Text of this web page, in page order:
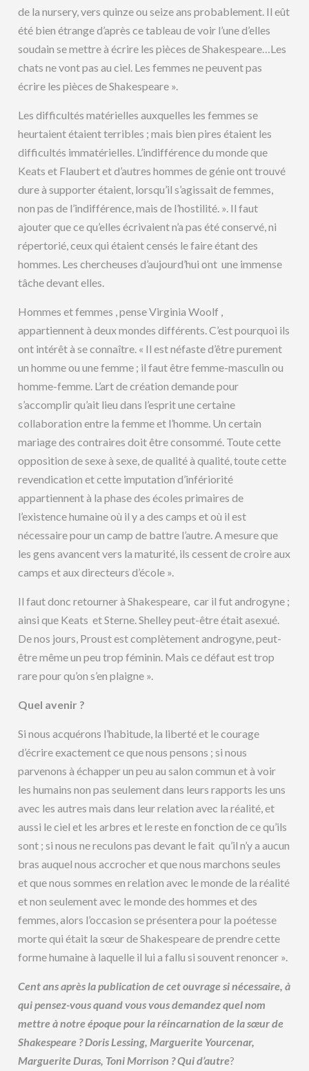
de la nursery, vers quinze ou seize ans probablement. Il eût
été bien étrange d’après ce tableau de voir l’une d’elles
soudain se mettre à écrire les pièces de Shakespeare…Les
chats ne vont pas au ciel. Les femmes ne peuvent pas
écrire les pièces de Shakespeare ».
Les difficultés matérielles auxquelles les femmes se
heurtaient étaient terribles ; mais bien pires étaient les
difficultés immatérielles. L’indifférence du monde que
Keats et Flaubert et d’autres hommes de génie ont trouvé
dure à supporter étaient, lorsqu’il s’agissait de femmes,
non pas de l’indifférence, mais de l’hostilité. ». Il faut
ajouter que ce qu’elles écrivaient n’a pas été conservé, ni
répertorié, ceux qui étaient censés le faire étant des
hommes. Les chercheuses d’aujourd’hui ont une immense
tâche devant elles.
Hommes et femmes , pense Virginia Woolf ,
appartiennent à deux mondes différents. C’est pourquoi ils
ont intérêt à se connaître. « Il est néfaste d’être purement
un homme ou une femme ; il faut être femme-masculin ou
homme-femme. L’art de création demande pour
s’accomplir qu’ait lieu dans l’esprit une certaine
collaboration entre la femme et l’homme. Un certain
mariage des contraires doit être consommé. Toute cette
opposition de sexe à sexe, de qualité à qualité, toute cette
revendication et cette imputation d’infériorité
appartiennent à la phase des écoles primaires de
l’existence humaine où il y a des camps et où il est
nécessaire pour un camp de battre l’autre. A mesure que
les gens avancent vers la maturité, ils cessent de croire aux
camps et aux directeurs d’école ».
Il faut donc retourner à Shakespeare, car il fut androgyne ;
ainsi que Keats et Sterne. Shelley peut-être était asexué.
De nos jours, Proust est complètement androgyne, peut-
être même un peu trop féminin. Mais ce défaut est trop
rare pour qu’on s’en plaigne ».
Quel avenir ?
Si nous acquérons l’habitude, la liberté et le courage
d’écrire exactement ce que nous pensons ; si nous
parvenons à échapper un peu au salon commun et à voir
les humains non pas seulement dans leurs rapports les uns
avec les autres mais dans leur relation avec la réalité, et
aussi le ciel et les arbres et le reste en fonction de ce qu’ils
sont ; si nous ne reculons pas devant le fait qu’il n’y a aucun
bras auquel nous accrocher et que nous marchons seules
et que nous sommes en relation avec le monde de la réalité
et non seulement avec le monde des hommes et des
femmes, alors l’occasion se présentera pour la poétesse
morte qui était la sœur de Shakespeare de prendre cette
forme humaine à laquelle il lui a fallu si souvent renoncer ».
Cent ans après la publication de cet ouvrage si nécessaire, à
qui pensez-vous quand vous vous demandez quel nom
mettre à notre époque pour la réincarnation de la sœur de
Shakespeare ? Doris Lessing, Marguerite Yourcenar,
Marguerite Duras, Toni Morrison ? Qui d’autre?